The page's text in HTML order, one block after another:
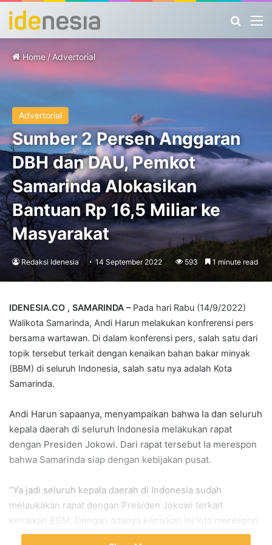
Home / Advertorial
Advertorial
Sumber 2 Persen Anggaran
DBH dan DAU, Pemkot
Samarinda Alokasikan
Bantuan Rp 16,5 Miliar ke
Masyarakat
Redaksi Idenesia 14 September 2022 593 1 minute read
IDENESIA.CO , SAMARINDA – Pada hari Rabu (14/9/2022)
Walikota Samarinda, Andi Harun melakukan konfrerensi pers
bersama wartawan. Di dalam konferensi pers, salah satu dari
topik tersebut terkait dengan kenaikan bahan bakar minyak
(BBM) di seluruh Indonesia, salah satu nya adalah Kota
Samarinda.
Andi Harun sapaanya, menyampaikan bahwa Ia dan seluruh
kepala daerah di seluruh Indonesia melakukan rapat
dengan Presiden Jokowi. Dari rapat tersebut Ia merespon
bahwa Samarinda siap dengan kebijakan pusat.
“Ya jadi seluruh kepala daerah di Indonesia sudah
melaukakan rapat dengan Presiden Jokowi terkait
kenaikan BBM. Dengan adanya kenaikan ini kita merespon
positif daripada memperkeruh keadaan jadi kita harus siap